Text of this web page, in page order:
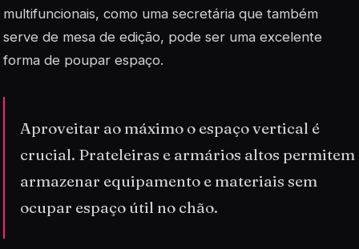
multifuncionais, como uma secretária que também
serve de mesa de edição, pode ser uma excelente
forma de poupar espaço.
Aproveitar ao máximo o espaço vertical é
crucial. Prateleiras e armários altos permitem
armazenar equipamento e materiais sem
ocupar espaço útil no chão.